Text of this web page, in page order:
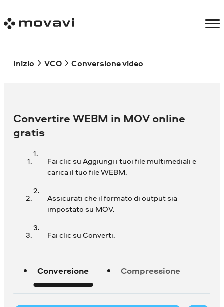
Inizio VCO Conversione video
Convertire WEBM in MOV online
gratis
Fai clic su Aggiungi i tuoi file multimediali e
carica il tuo file WEBM.
Assicurati che il formato di output sia
impostato su MOV.
Fai clic su Converti.
Conversione Compressione